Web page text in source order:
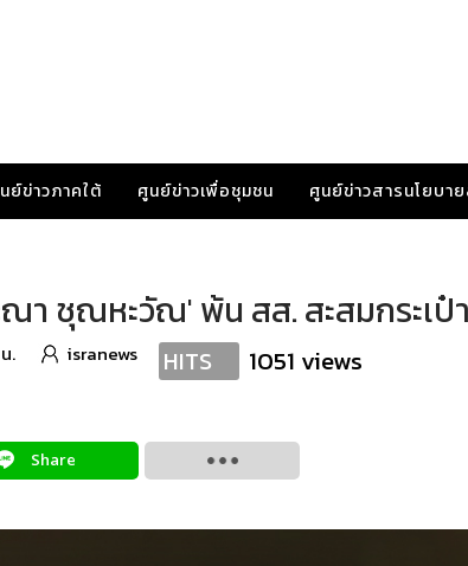
ย์ข่าวภาคใต้ ศูนย์ข่าวเพื่อชุมชน ศูนย์ข่าวสารนโยบา
ณา ชุณหะวัณ' พ้น สส. สะสมกระเ
. isranews HITS 1051 views
Share